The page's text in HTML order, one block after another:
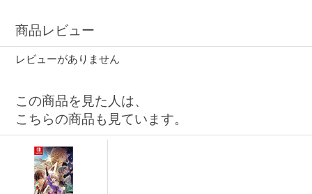
商品レビュー
レビューがありません
この商品を見た人は、
こちらの商品も見ています。